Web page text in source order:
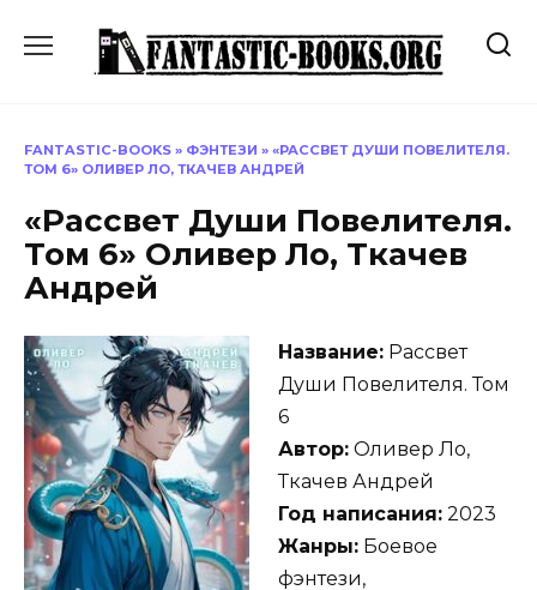
содержанию
FANTASTIC-BOOKS » ФЭНТЕЗИ » «РАССВЕТ ДУШИ ПОВЕЛИТЕЛЯ.
ТОМ 6» ОЛИВЕР ЛО, ТКАЧЕВ АНДРЕЙ
«Рассвет Души Повелителя.
Том 6» Оливер Ло, Ткачев
Андрей
Название: Рассвет
Души Повелителя. Том
6
Автор: Оливер Ло,
Ткачев Андрей
Год написания: 2023
Жанры: Боевое
фэнтези,